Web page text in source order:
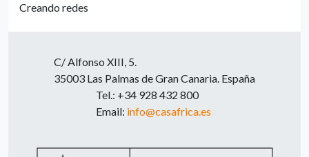
Creando redes
C/ Alfonso XIII, 5.
35003 Las Palmas de Gran Canaria. España
Tel.: +34 928 432 800
Email: info@casafrica.es